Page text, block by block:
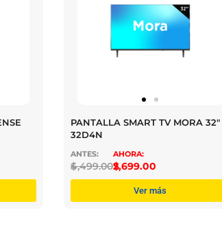
PANTALLA SMART TV MORA 32″
32D4N
$
4,499.00$
2,699.00
Ver más